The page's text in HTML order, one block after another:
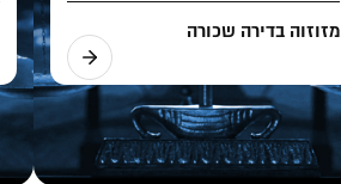
מזוזוה בדירה שכורה